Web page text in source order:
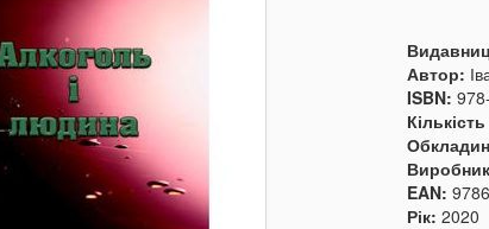
Автор:
ISBN:
EAN:
Рік:2020